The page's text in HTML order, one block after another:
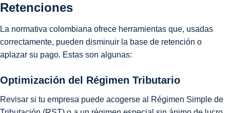
Retenciones
La normativa colombiana ofrece herramientas que, usadas
correctamente, pueden disminuir la base de retención o
aplazar su pago. Estas son algunas:
Optimización del Régimen Tributario
Revisar si tu empresa puede acogerse al Régimen Simple de